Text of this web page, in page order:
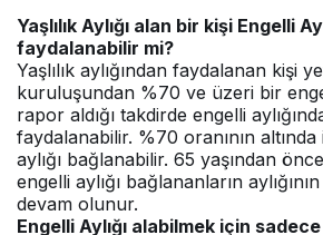
Yaşlılık Aylığı alan bir kişi Engelli
faydalanabilir mi?
Yaşlılık aylığından faydalanan kişi
kuruluşundan %70 ve üzeri bir
rapor aldığı takdirde engelli
faydalanabilir. %70 oranının altında
aylığı bağlanabilir. 65 yaşından
engelli aylığı bağlananların
devam olunur.
Engelli Aylığı alabilmek için